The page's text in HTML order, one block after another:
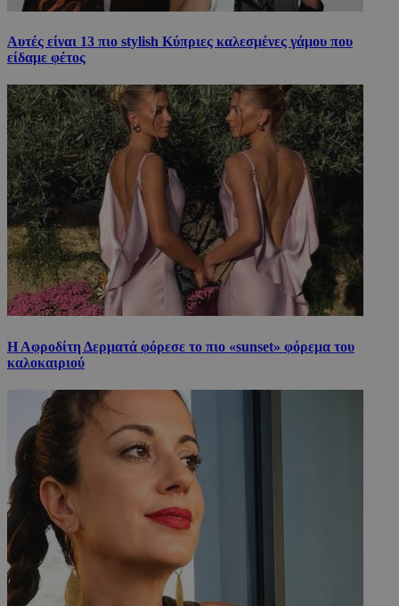
Αυτές είναι 13 πιο stylish Κύπριες καλεσμένες γάμου που
είδαμε φέτος
Η Αφροδίτη Δερματά φόρεσε το πιο «sunset» φόρεμα του
καλοκαιριού